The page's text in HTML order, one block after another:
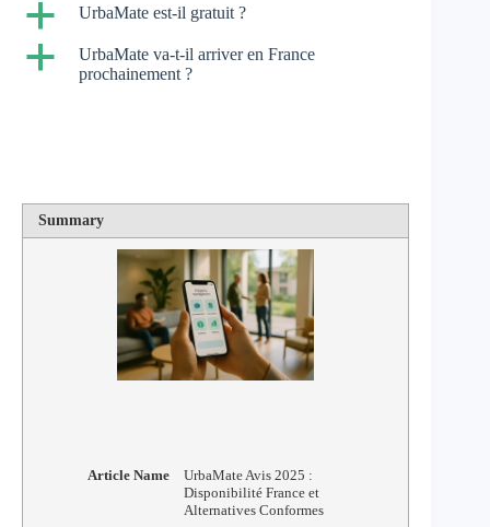
a UrbaMate est-il gratuit ?
a
UrbaMate va-t-il arriver en France
prochainement ?
Summary
Article Name
UrbaMate Avis 2025 :
Disponibilité France et
Alternatives Conformes